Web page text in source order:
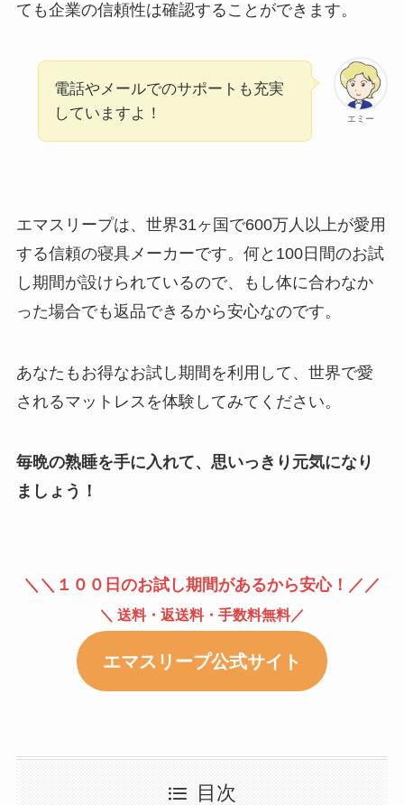
ても企業の信頼性は確認することができます。
エミー
電話やメールでのサポートも充実
していますよ！
エマスリープは、世界31ヶ国で600万人以上が愛用
する信頼の寝具メーカーです。何と100日間のお試
し期間が設けられているので、もし体に合わなか
った場合でも返品できるから安心なのです。
あなたもお得なお試し期間を利用して、世界で愛
されるマットレスを体験してみてください。
毎晩の熟睡を手に入れて、思いっきり元気になり
ましょう！
＼＼１００日のお試し期間があるから安心！／／
＼ 送料・返送料・手数料無料／
エマスリープ公式サイト
目次